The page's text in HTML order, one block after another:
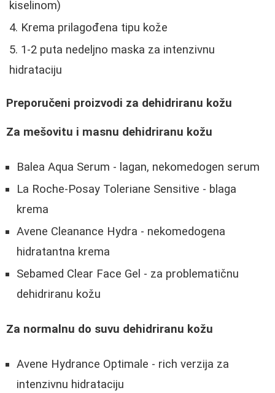
kiselinom)
Krema prilagođena tipu kože
1-2 puta nedeljno maska za intenzivnu
hidrataciju
Preporučeni proizvodi za dehidriranu kožu
Za mešovitu i masnu dehidriranu kožu
Balea Aqua Serum - lagan, nekomedogen serum
La Roche-Posay Toleriane Sensitive - blaga
krema
Avene Cleanance Hydra - nekomedogena
hidratantna krema
Sebamed Clear Face Gel - za problematičnu
dehidriranu kožu
Za normalnu do suvu dehidriranu kožu
Avene Hydrance Optimale - rich verzija za
intenzivnu hidrataciju